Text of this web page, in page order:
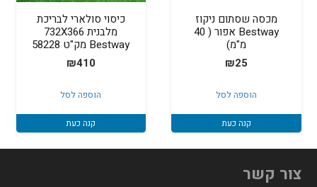
מכסה שסתום ניקוז
Bestway אפור ( 40
מ"מ)
₪25
הוספה לסל
קנה כעת
כיסוי סולארי לבריכת
מלבנית 732X366
Bestway מק"ט 58228
₪410
הוספה לסל
קנה כעת
צור קשר